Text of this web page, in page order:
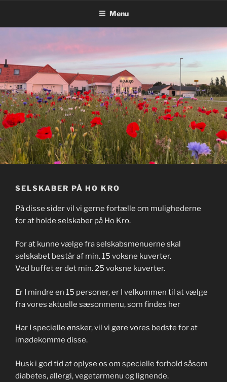
indhold
Menu
SELSKABER PÅ HO KRO
På disse sider vil vi gerne fortælle om mulighederne
for at holde selskaber på Ho Kro.
For at kunne vælge fra selskabsmenuerne skal
selskabet består af min. 15 voksne kuverter.
Ved buffet er det min. 25 voksne kuverter.
Er I mindre en 15 personer, er I velkommen til at vælge
fra vores aktuelle sæsonmenu, som findes her
Har I specielle ønsker, vil vi gøre vores bedste for at
imødekomme disse.
Husk i god tid at oplyse os om specielle forhold såsom
diabetes, allergi, vegetarmenu og lignende.